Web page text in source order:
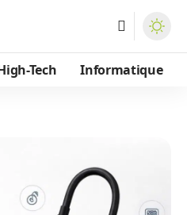
Tech Informatique